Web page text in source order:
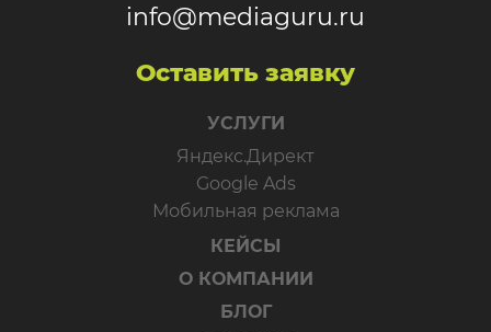
info@mediaguru.ru
Оставить заявку
УСЛУГИ
Яндекс.Директ
Google Ads
Мобильная реклама
КЕЙСЫ
О КОМПАНИИ
БЛОГ